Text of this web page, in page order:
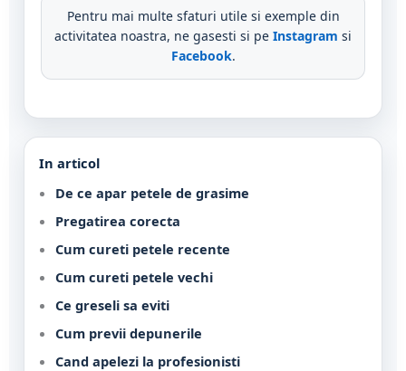
Pentru mai multe sfaturi utile si exemple din
activitatea noastra, ne gasesti si pe Instagram si
Facebook.
In articol
De ce apar petele de grasime
Pregatirea corecta
Cum cureti petele recente
Cum cureti petele vechi
Ce greseli sa eviti
Cum previi depunerile
Cand apelezi la profesionisti